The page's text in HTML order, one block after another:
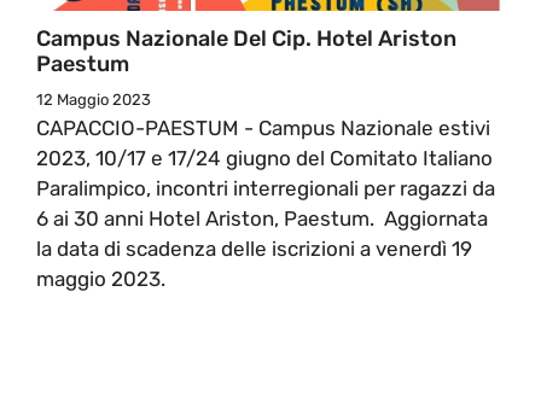
Campus Nazionale Del Cip. Hotel Ariston
Paestum
12 Maggio 2023
CAPACCIO-PAESTUM - Campus Nazionale estivi
2023, 10/17 e 17/24 giugno del Comitato Italiano
Paralimpico, incontri interregionali per ragazzi da
6 ai 30 anni Hotel Ariston, Paestum. Aggiornata
la data di scadenza delle iscrizioni a venerdì 19
maggio 2023.